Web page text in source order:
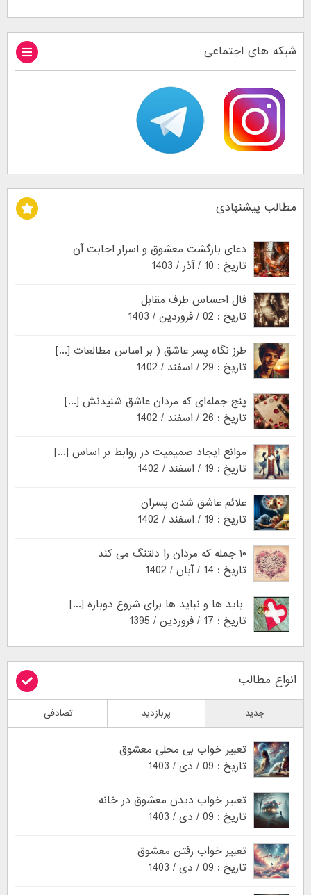
شبکه های اجتماعی
مطالب پیشنهادی
دعای بازگشت معشوق و اسرار اجابت آن
تاریخ : 10 / آذر / 1403
فال احساس طرف مقابل
تاریخ : 02 / فروردین / 1403
طرز نگاه پسر عاشق ( بر اساس مطالعات [...]
تاریخ : 29 / اسفند / 1402
پنج جمله‌ای که مردان عاشق شنیدنش [...]
تاریخ : 26 / اسفند / 1402
موانع ایجاد صمیمیت در روابط بر اساس [...]
تاریخ : 19 / اسفند / 1402
علائم عاشق شدن پسران
تاریخ : 19 / اسفند / 1402
۱۰ جمله که مردان را دلتنگ می کند
تاریخ : 14 / آبان / 1402
باید ها و نباید ها برای شروع دوباره [...]
تاریخ : 17 / فروردین / 1395
انواع مطالب
جدید پربازدید تصادفی
تعبیر خواب بی محلی معشوق
تاریخ : 09 / دی / 1403
تعبیر خواب دیدن معشوق در خانه
تاریخ : 09 / دی / 1403
تعبیر خواب رفتن معشوق
تاریخ : 09 / دی / 1403